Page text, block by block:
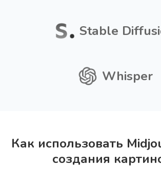
Stable
Whisper
Как использовать
создания